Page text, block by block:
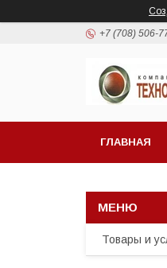
+7 (708) 506-
ГЛАВНАЯ
Товары и